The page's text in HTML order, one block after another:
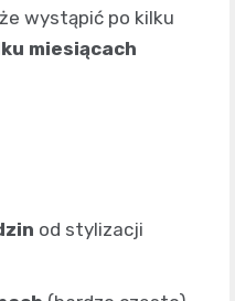
wystąpić po kilku
miesiącach
od stylizacji